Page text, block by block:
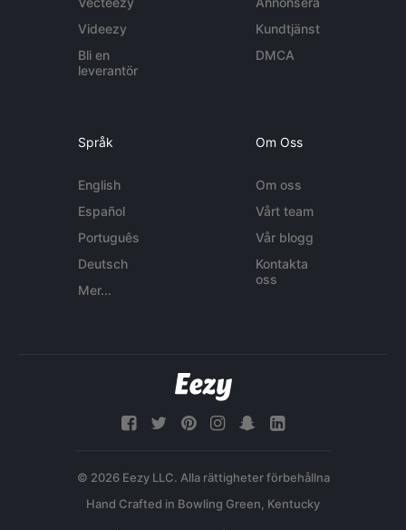
Videezy
Bli en
leverantör
Kundtjänst
DMCA
Språk
English
Español
Português
Deutsch
Mer...
Om Oss
Om oss
Vårt team
Vår blogg
Kontakta
oss
© 2026 Eezy LLC. Alla rättigheter förbehållna